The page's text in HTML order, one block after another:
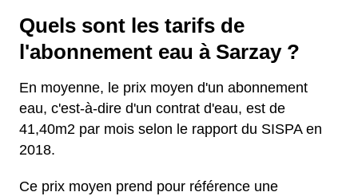
Quels sont les tarifs de
l'abonnement eau à Sarzay ?
En moyenne, le prix moyen d'un abonnement
eau, c'est-à-dire d'un contrat d'eau, est de
41,40m2 par mois selon le rapport du SISPA en
2018.
Ce prix moyen prend pour référence une